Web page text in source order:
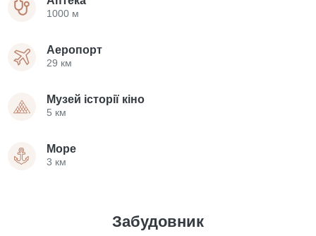
1000 м
Аеропорт
29 км
Музей історії кіно
5 км
Море
3 км
Забудовник